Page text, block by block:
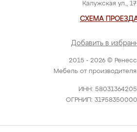
2015 - 2026 ©
Мебель от
ИНН:
ОГРНИП:
Калужская ул., 17
СХЕМА
Добавить в